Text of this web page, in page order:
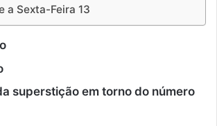
a Sexta-Feira 13
superstição em torno do número